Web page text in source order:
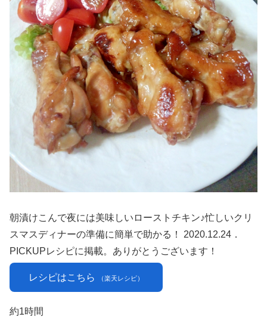
朝漬けこんで夜には美味しいローストチキン♪忙しいクリ
スマスディナーの準備に簡単で助かる！ 2020.12.24．
PICKUPレシピに掲載。ありがとうございます！
レシピはこちら （楽天レシピ）
約1時間